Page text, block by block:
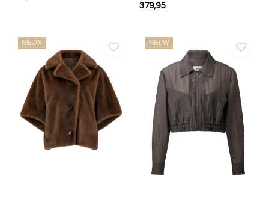
379,95
NIEUW NIEUW